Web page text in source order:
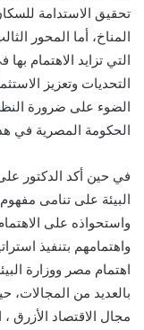
تحقيق الاستدامة
المناخ، أما المحور
التي تزايد الاهتمام
التحديات وتعزيز
الضوء على ضرورة
الحكومة المصرية في
في حين أكد الدكتور
البيئة على تنامى مفهوم
واستحواذه على
واهتمامهم بتنفيذ
اهتمام مصر ووزارة
بالعديد من
مجال الاقتصاد الأزرق